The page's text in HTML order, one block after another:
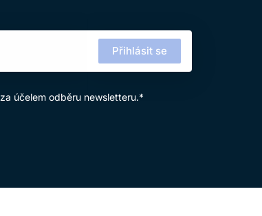
Přihlásit se
za účelem odběru newsletteru.*